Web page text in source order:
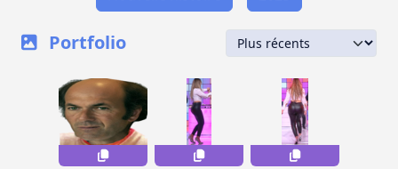
Portfolio